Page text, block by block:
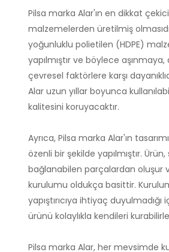
Pilsa marka Alar'ın en dikkat çekici
malzemelerden üretilmiş
yoğunluklu polietilen (HDPE)
yapılmıştır ve böylece
çevresel faktörlere karşı
Alar uzun yıllar boyunca
kalitesini koruyacaktır.
Ayrıca, Pilsa marka Alar'ın
özenli bir şekilde yapılmıştır. Ürün,
bağlanabilen parçalardan oluşur
kurulumu oldukça basittir.
yapıştırıcıya ihtiyaç duyulmadığı
ürünü kolaylıkla kendileri
Pilsa marka Alar, her mevsimde